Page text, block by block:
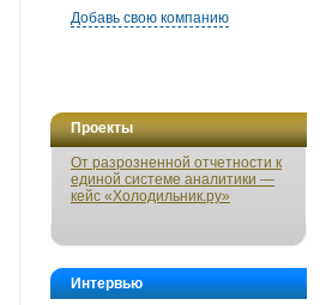
Добавь свою компанию
Проекты
От разрозненной отчетности к
единой системе аналитики —
кейс «Холодильник.ру»
Интервью